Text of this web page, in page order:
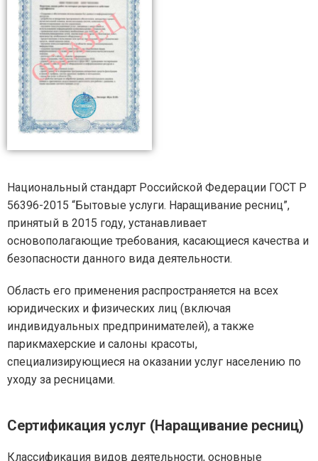
Национальный стандарт Российской Федерации ГОСТ Р
56396-2015 “Бытовые услуги. Наращивание ресниц”,
принятый в 2015 году, устанавливает
основополагающие требования, касающиеся качества и
безопасности данного вида деятельности.
Область его применения распространяется на всех
юридических и физических лиц (включая
индивидуальных предпринимателей), а также
парикмахерские и салоны красоты,
специализирующиеся на оказании услуг населению по
уходу за ресницами.
Сертификация услуг (Наращивание ресниц)
Классификация видов деятельности, основные